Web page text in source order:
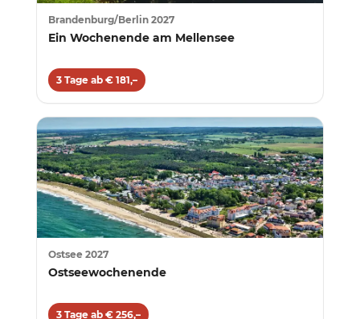
Brandenburg/Berlin 2027
Ein Wochenende am Mellensee
3 Tage ab € 181,–
Ostsee 2027
Ostseewochenende
3 Tage ab € 256,–